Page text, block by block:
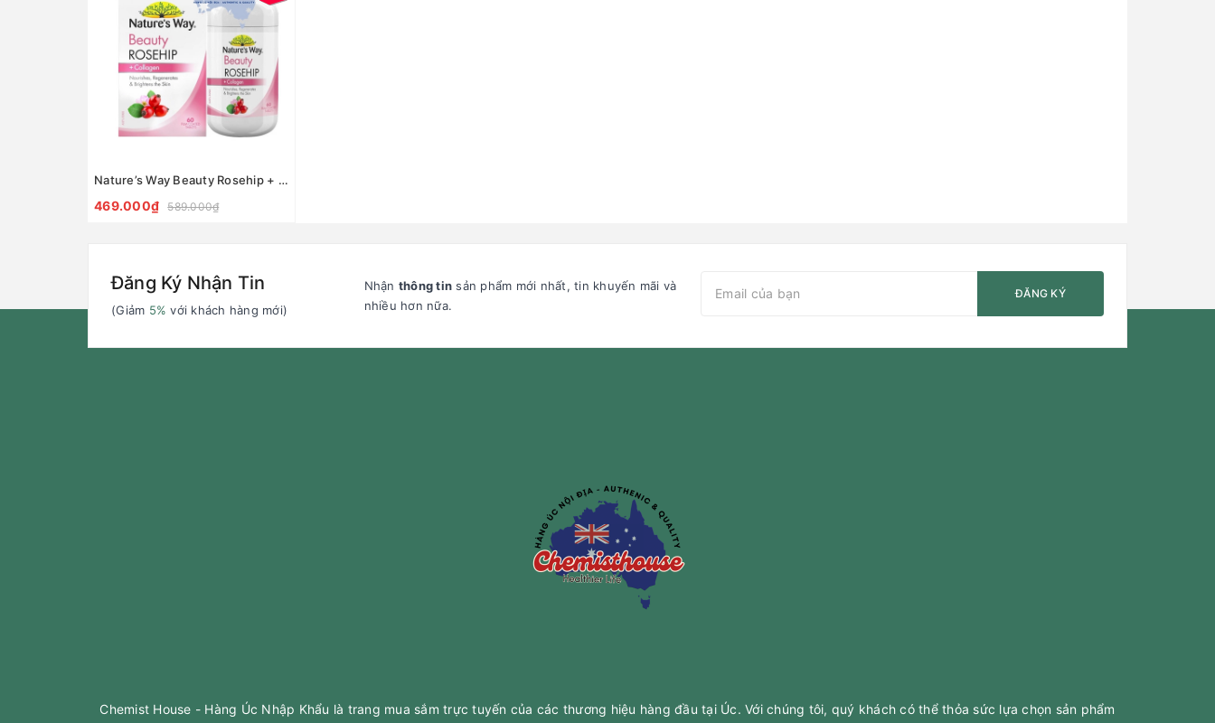
Nature’s Way Beauty Rosehip + Collagen - Viên uống collagen 60 viên
469.000₫ 589.000₫
Đăng Ký Nhận Tin
(Giảm 5% với khách hàng mới)
Nhận thông tin sản phẩm mới nhất, tin khuyến mãi và
nhiều hơn nữa.
ĐĂNG KÝ
Chemist House - Hàng Úc Nhập Khẩu là trang mua sắm trực tuyến của các thương hiệu hàng đầu tại Úc. Với chúng tôi, quý khách có thể thỏa sức lựa chọn sản phẩm